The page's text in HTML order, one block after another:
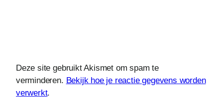
Deze site gebruikt Akismet om spam te
verminderen. Bekijk hoe je reactie gegevens worden
verwerkt.